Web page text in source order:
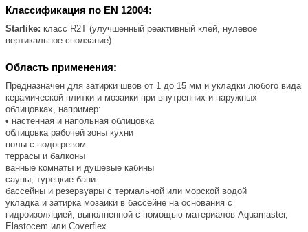
Классификация по EN 12004:
Starlike: класс R2T (улучшенный реактивный клей, нулевое
вертикальное сползание)
Область применения:
Предназначен для затирки швов от 1 до 15 мм и укладки любого вида
керамической плитки и мозаики при внутренних и наружных
облицовках, например:
• настенная и напольная облицовка
облицовка рабочей зоны кухни
полы с подогревом
террасы и балконы
ванные комнаты и душевые кабины
сауны, турецкие бани
бассейны и резервуары с термальной или морской водой
укладка и затирка мозаики в бассейне на основания с
гидроизоляцией, выполненной с помощью материалов Aquamaster,
Elastocem или Coverflex.